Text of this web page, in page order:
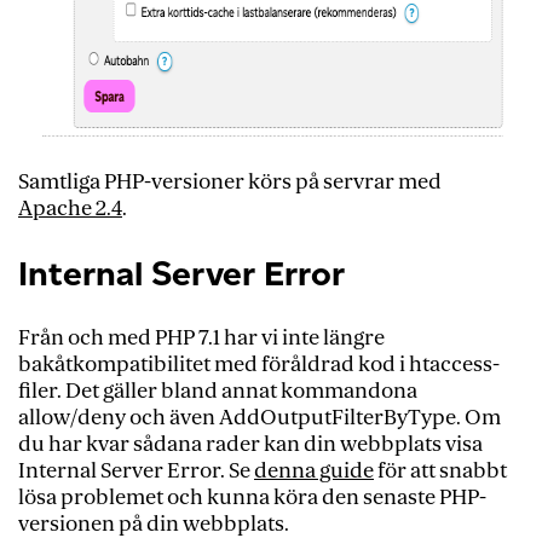
Samtliga PHP-versioner körs på servrar med
Apache 2.4.
Internal Server Error
Från och med PHP 7.1 har vi inte längre
bakåtkompatibilitet med föråldrad kod i htaccess-
filer. Det gäller bland annat kommandona
allow/deny och även AddOutputFilterByType. Om
du har kvar sådana rader kan din webbplats visa
Internal Server Error.Sedenna guideför att snabbt
lösa problemet och kunna köra den senaste PHP-
versionen på din webbplats.